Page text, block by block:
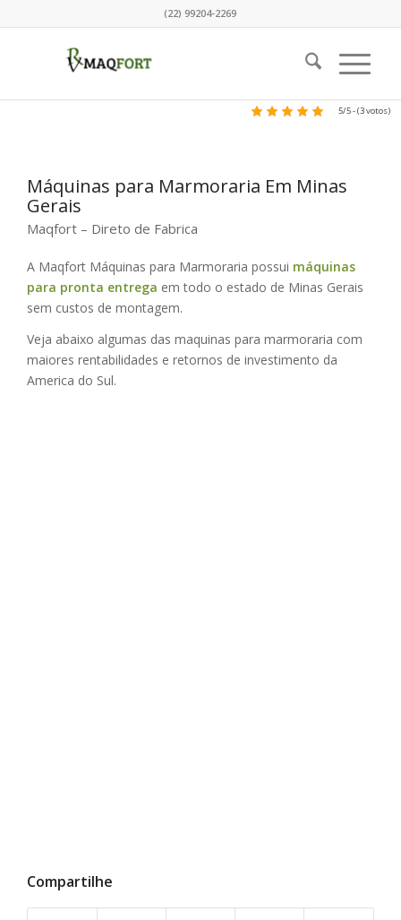
(22) 99204-2269
5/5 - (3 votos)
Máquinas para Marmoraria Em Minas
Gerais
Maqfort – Direto de Fabrica
A Maqfort Máquinas para Marmoraria possui máquinas
para pronta entrega em todo o estado de Minas Gerais
sem custos de montagem.
Veja abaixo algumas das maquinas para marmoraria com
maiores rentabilidades e retornos de investimento da
America do Sul.
Compartilhe